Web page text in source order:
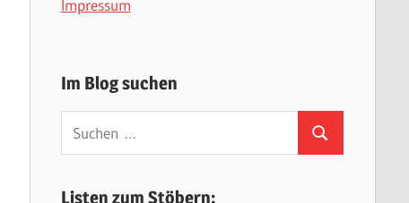
Impressum
Im Blog suchen
Suchen
nach:
Suchen
Listen zum Stöbern: